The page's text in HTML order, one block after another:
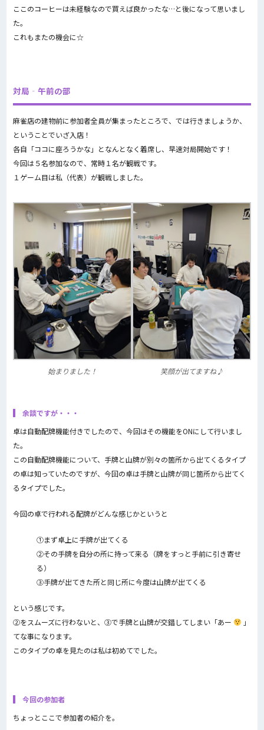
ここのコーヒーは未経験なので買えば良かったな…と後になって思いまし
た。
これもまたの機会に☆
対局‐午前の部
麻雀店の建物前に参加者全員が集まったところで、では行きましょうか、
ということでいざ入店！
各自「ココに座ろうかな」となんとなく着席し、早速対局開始です！
今回は５名参加なので、常時１名が観戦です。
１ゲーム目は私（代表）が観戦しました。
始まりました！ 笑顔が出てますね♪
余談ですが・・・
卓は自動配牌機能付きでしたので、今回はその機能をONにして行いまし
た。
この自動配牌機能について、手牌と山牌が別々の箇所から出てくるタイプ
の卓は知っていたのですが、今回の卓は手牌と山牌が同じ箇所から出てく
るタイプでした。
今回の卓で行われる配牌がどんな感じかというと
①まず卓上に手牌が出てくる
②その手牌を自分の所に持って来る（牌をすっと手前に引き寄せ
る）
③手牌が出てきた所と同じ所に今度は山牌が出てくる
という感じです。
②をスムーズに行わないと、③で手牌と山牌が交錯してしまい「あー
」
てな事になります。
このタイプの卓を見たのは私は初めてでした。
今回の参加者
ちょっとここで参加者の紹介を。